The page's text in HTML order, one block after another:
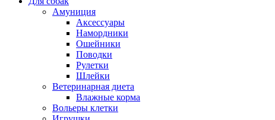
Амуниция
Аксессуары
Намордники
Ошейники
Поводки
Рулетки
Шлейки
Ветеринарная диета
Влажные корма
Вольеры клетки